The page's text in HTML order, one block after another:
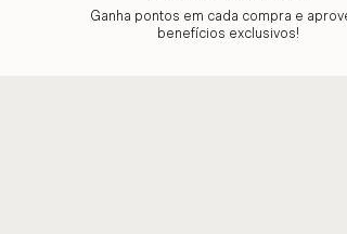
Ganha pontos em cada compra e
benefícios exclusivos!